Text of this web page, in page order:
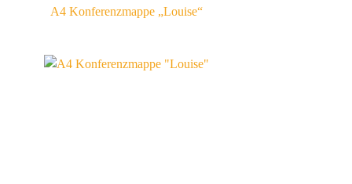
A4 Konferenzmappe „Louise“